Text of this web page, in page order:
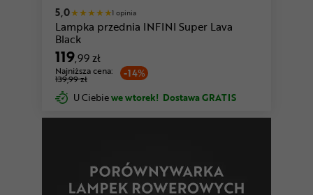
5,0 1 opinia
Lampka przednia INFINI Super Lava
Black
119,99 zł
-14%
Najniższa cena:
139,99 zł
U Ciebiewe wtorek! Dostawa GRATIS